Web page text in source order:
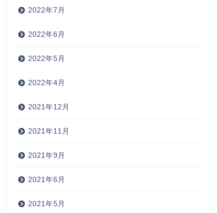
2022年7月
2022年6月
2022年5月
2022年4月
2021年12月
2021年11月
2021年9月
2021年6月
2021年5月